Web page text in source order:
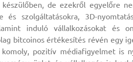
de ezekről egyelőre
és szolgáltatásokra, 3D-
induló vállalkozásokat és
bitcoinos értékesítés révén egy
pozitív médiafigyelmet is